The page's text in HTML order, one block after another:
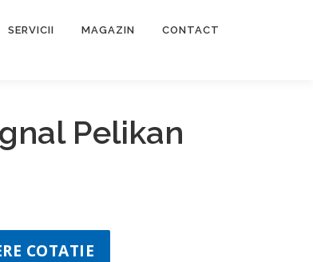
SERVICII MAGAZIN CONTACT
Pelikan
COTATIE